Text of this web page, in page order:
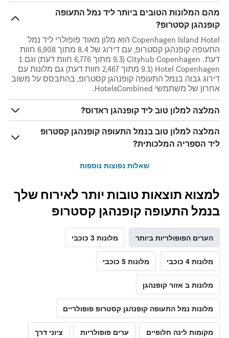
מהם המלונות הטובים ביותר ליד נמל התעופה
קופנהגן קסטרופ?
Copenhagen Island Hotel הוא מלון מאוד פופולרי ליד נמל
התעופה קופנהגן קסטרופ, עם דירוג של 8.4 מתוך 6,908 חוות
דעת. Cityhub Copenhagen (9.3 מתוך 6,776 חוות דעת) וגם 1
Hotel Copenhagen (9.1 מתוך 2,467 חוות דעת) גם מלונות עם
דירוג גבוה בנמל התעופה קופנהגן קסטרופ, בהתבסס על משוב
אחרון של משתמשי HotelsCombined.
המלצה למלון טוב ליד קופנהגן ראדוס?
המלצה למלון טוב בנמל התעופה קופנהגן קסטרופ
ליד הספריה המלכותית?
שאלות נפוצות נוספות
למצוא תוצאות טובות יותר לאירוח שלך
בנמל התעופה קופנהגן קסטרופ
הערים הפופולריות ביותר מלונות 3 כוכבי
מלונות 4 כוכבי מלונות 5 כוכבי
מלונות ב אזור קופנהגן
מלונות נמל התעופה קופנהגן קסטרופ פופולריים
מקומות לינה חלופיים ערים פופולריות ציוני דרך